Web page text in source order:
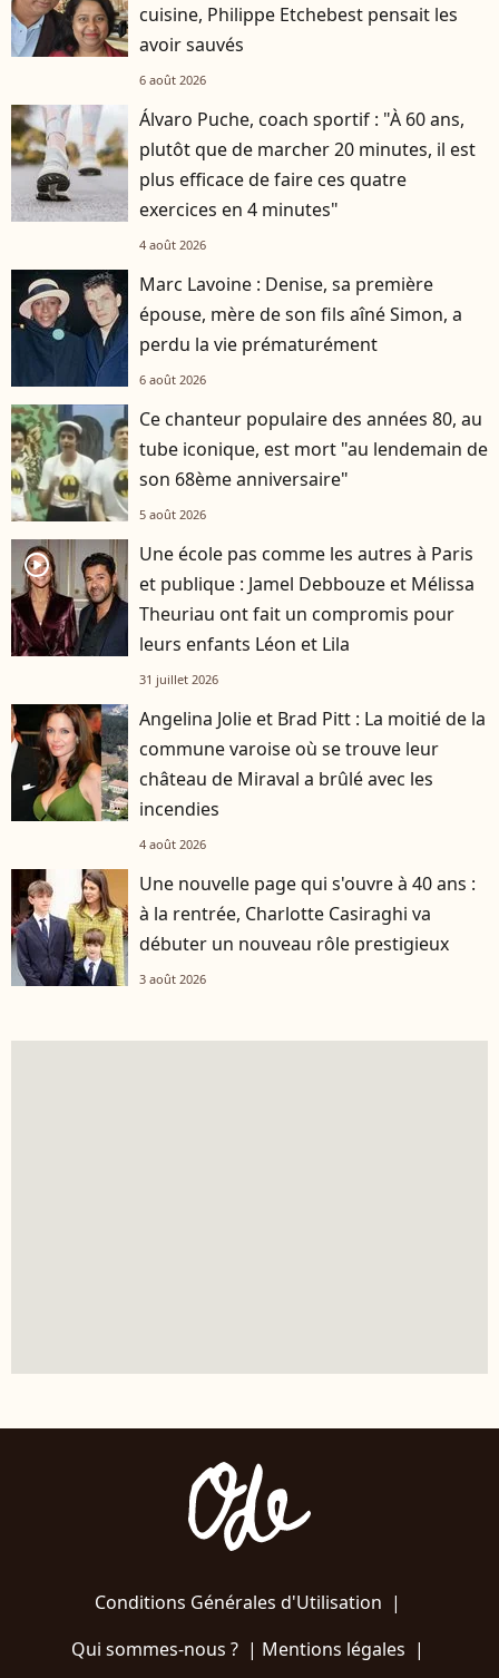
cuisine, Philippe Etchebest pensait les
avoir sauvés
6 août 2026
Álvaro Puche, coach sportif : "À 60 ans,
plutôt que de marcher 20 minutes, il est
plus efficace de faire ces quatre
exercices en 4 minutes"
4 août 2026
Marc Lavoine : Denise, sa première
épouse, mère de son fils aîné Simon, a
perdu la vie prématurément
6 août 2026
Ce chanteur populaire des années 80, au
tube iconique, est mort "au lendemain de
son 68ème anniversaire"
5 août 2026
player2
Une école pas comme les autres à Paris
et publique : Jamel Debbouze et Mélissa
Theuriau ont fait un compromis pour
leurs enfants Léon et Lila
31 juillet 2026
Angelina Jolie et Brad Pitt : La moitié de la
commune varoise où se trouve leur
château de Miraval a brûlé avec les
incendies
4 août 2026
Une nouvelle page qui s'ouvre à 40 ans :
à la rentrée, Charlotte Casiraghi va
débuter un nouveau rôle prestigieux
3 août 2026
Conditions Générales d'Utilisation |
Qui sommes-nous ?| Mentions légales |